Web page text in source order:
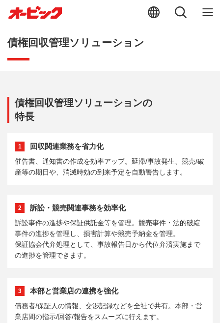
債権回収管理ソリューション
債権回収管理ソリューションの
特長
1 回収関連業務を省力化
催告書、通知書の作成を効率アップ。延滞/事故発生、競売/破
産等の期日や、消滅時効の到来予定を自動警告します。
2 訴訟・競売関連事務を効率化
訴訟事件の進捗や保証供託金等を管理。競売事件・法的破綻
事件の進捗を管理し、損害計算や競売予納金を管理。
保証協会代弁処理として、事故報告日から代位弁済実施まで
の進捗を管理できます。
3 本部と営業店の連携を強化
債務者/保証人の情報、交渉記録などを全社で共有。本部・営
業店間の指示/回答/報告をスムーズに行えます。